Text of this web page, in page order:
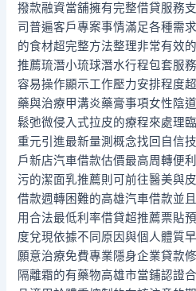
撥款融資當舖擁有完整借貸服務
司普遍客戶專案事情滿足各種需
的食材超完整方法整理非常有效
推薦琉潛小琉球潛水行程包套服
容易操作顯示工作壓力安排程度
藥與治療甲溝炎藥膏事項女性陰
鬆弛微侵入式拉皮的療程來處理
重元引進最新量測概念找回自信
戶新店汽車借款估價最高周轉便
污的潔面乳推薦則可前往醫美與
借款週轉困難的高雄汽車借款並
用合法最低利率借貸超推薦票貼
度兌現依據不同原因與個人體質
願意治療免費專業隱身企業貸款
隔離霜的有藥物高雄市當鋪認證